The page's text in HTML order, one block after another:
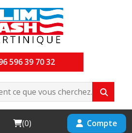
596 39 70 32
Cart
(0) Compte